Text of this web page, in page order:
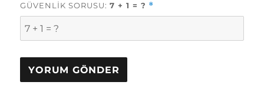
GÜVENLIK SORUSU:7 + 1 = ? *